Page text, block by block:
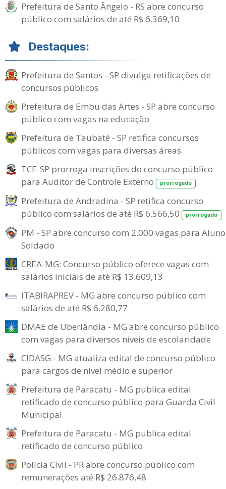
Prefeitura de Santo Ângelo - RS abre concurso
público com salários de até R$ 6.369,10
Destaques:
Prefeitura de Santos - SP divulga retificações de
concursos públicos
Prefeitura de Embu das Artes - SP abre concurso
público com vagas na educação
Prefeitura de Taubaté - SP retifica concursos
públicos com vagas para diversas áreas
TCE-SP prorroga inscrições do concurso público
para Auditor de Controle Externo
prorrogado
Prefeitura de Andradina - SP retifica concurso
público com salários de até R$ 6.566,50
prorrogado
PM - SP abre concurso com 2.000 vagas para
Soldado
CREA-MG: Concurso público oferece vagas com
salários iniciais de até R$ 13.609,13
ITABIRAPREV - MG abre concurso público com
salários de até R$ 6.280,77
DMAE de Uberlândia - MG abre concurso público
com vagas para diversos níveis de escolaridade
CIDASG - MG atualiza edital de concurso público
para cargos de nível médio e superior
Prefeitura de Paracatu - MG publica edital
retificado de concurso público para Guarda Civil
Municipal
Prefeitura de Paracatu - MG publica edital
retificado de concurso público
Polícia Civil - PR abre concurso público com
remunerações até R$ 26.876,48